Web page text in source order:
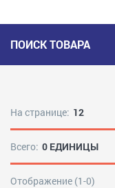
ПОИСК ТОВАРА
На странице: 12
Всего: 0 ЕДИНИЦЫ
Отображение (1-0)